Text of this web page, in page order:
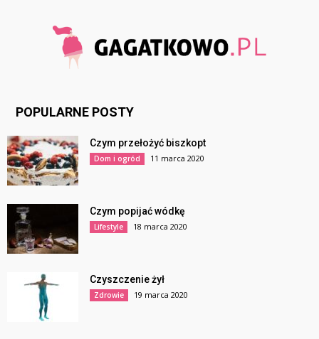
POPULARNE POSTY
Czym przełożyć biszkopt
Dom i ogród 11 marca 2020
Czym popijać wódkę
Lifestyle 18 marca 2020
Czyszczenie żył
Zdrowie 19 marca 2020